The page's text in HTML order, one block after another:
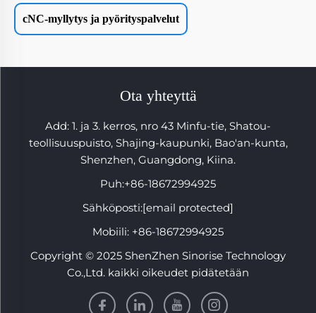
cNC-myllytys ja pyörityspalvelut
Ota yhteyttä
Add: 1. ja 3. kerros, nro 43 Minfu-tie, Shatou-
teollisuuspuisto, Shajing-kaupunki, Bao'an-kunta,
Shenzhen, Guangdong, Kiina.
Puh:+86-18672994925
Sähköposti:[email protected]
Mobiili: +86-18672994925
Copyright © 2025 ShenZhen Sinorise Technology
Co.,Ltd. kaikki oikeudet pidätetään